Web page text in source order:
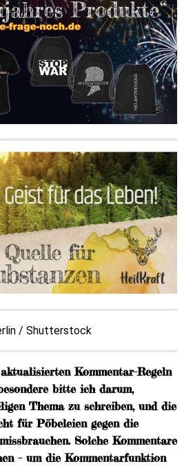
/ Shutterstock
Kommentar-Regeln
bitte ich darum,
Thema zu schreiben, und die
für Pöbeleien gegen die
Solche Kommentare
– um die Kommentarfunktion